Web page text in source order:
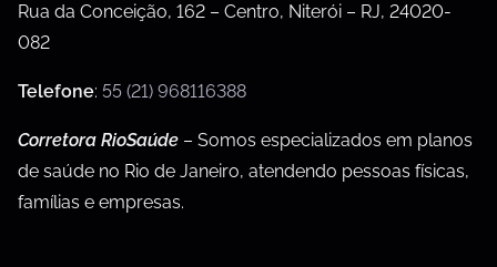
Rua da Conceição, 162 – Centro, Niterói – RJ, 24020-
082
Telefone: 55 (21) 968116388
Corretora RioSaúde – Somos especializados em planos
de saúde no Rio de Janeiro, atendendo pessoas físicas,
famílias e empresas.